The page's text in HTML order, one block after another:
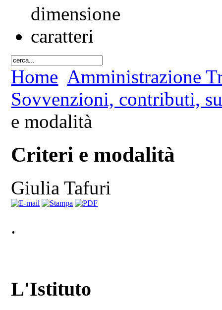
Home Amministrazione
Sovvenzioni, contributi,
e modalità
Criteri e modalità
Giulia Tafuri
.
L'Istituto